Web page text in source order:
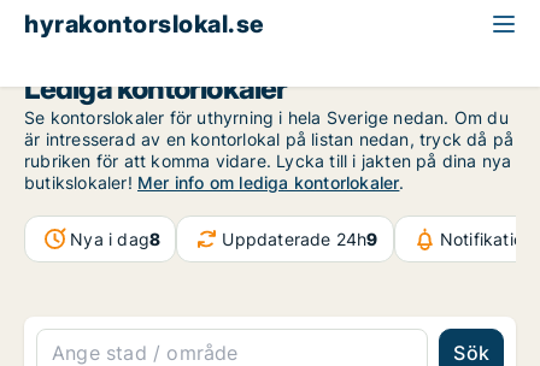
hyrakontorslokal.se
Lediga kontorlokaler
Se kontorslokaler för uthyrning i hela Sverige nedan. Om du
är intresserad av en kontorlokal på listan nedan, tryck då på
rubriken för att komma vidare. Lycka till i jakten på dina nya
butikslokaler! Mer info om lediga kontorlokaler.
Nya i dag8 Uppdaterade 24h9
Sök